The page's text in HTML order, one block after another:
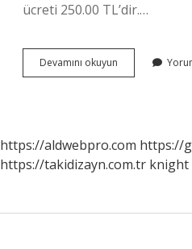
ücreti 250.00 TL’dir.…
Devamını okuyun
Islemleri
https://aldwebpro.com https://
https://takidizayn.com.tr knight